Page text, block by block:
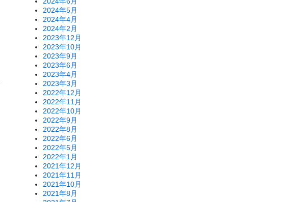
2024年5月
2024年4月
2024年2月
2023年12月
2023年10月
2023年9月
2023年6月
2023年4月
2023年3月
2022年12月
2022年11月
2022年10月
2022年9月
2022年8月
2022年6月
2022年5月
2022年1月
2021年12月
2021年11月
2021年10月
2021年8月